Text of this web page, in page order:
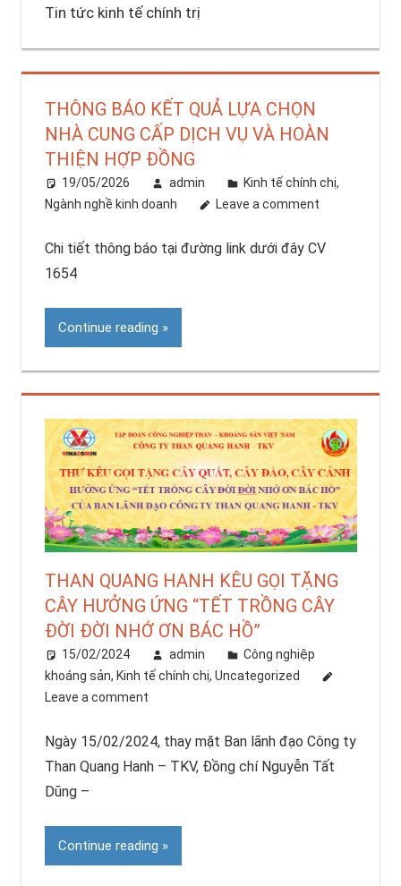
Tin tức kinh tế chính trị
THÔNG BÁO KẾT QUẢ LỰA CHỌN
NHÀ CUNG CẤP DỊCH VỤ VÀ HOÀN
THIỆN HỢP ĐỒNG
19/05/2026 admin Kinh tế chính chị,
Ngành nghề kinh doanh
Leave a comment
Chi tiết thông báo tại đường link dưới đây CV
1654
Continue reading
THAN QUANG HANH KÊU GỌI TẶNG
CÂY HƯỞNG ỨNG “TẾT TRỒNG CÂY
ĐỜI ĐỜI NHỚ ƠN BÁC HỒ”
15/02/2024 admin
Công nghiệp
khoáng sản, Kinh tế chính chị, Uncategorized
Leave a comment
Ngày 15/02/2024, thay mặt Ban lãnh đạo Công ty
Than Quang Hanh – TKV, Đồng chí Nguyễn Tất
Dũng –
Continue reading